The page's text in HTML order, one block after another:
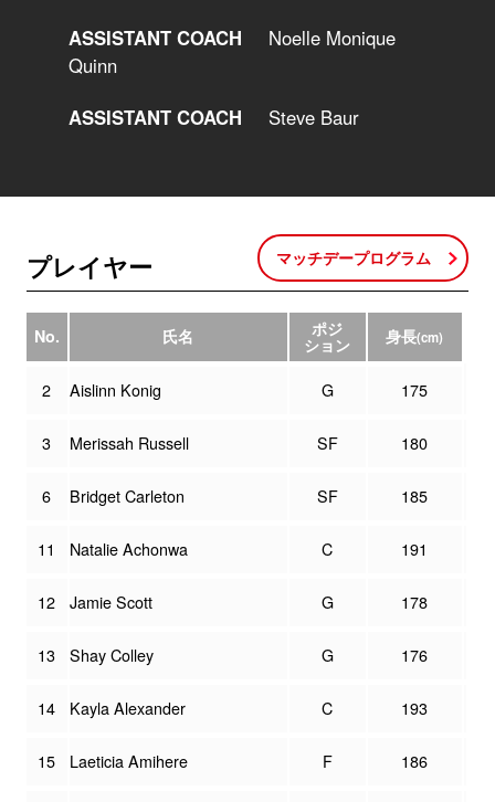
ASSISTANT COACH
Noelle Monique
Quinn
ASSISTANT COACH
Steve Baur
マッチデープログラム
プレイヤー
No. 氏名 ポジ
ション 身長(cm)
2 Aislinn Konig G 175
3 Merissah Russell SF 180
6 Bridget Carleton SF 185
11 Natalie Achonwa C 191
12 Jamie Scott G 178
13 Shay Colley G 176
14 Kayla Alexander C 193
15 Laeticia Amihere F 186